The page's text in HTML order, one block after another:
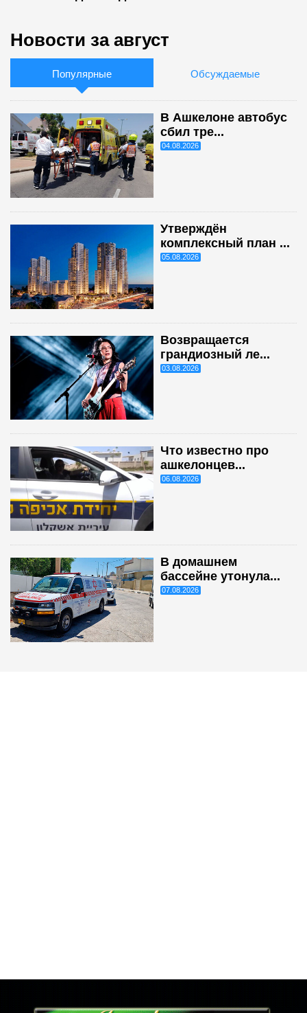
Новости за август
Популярные Обсуждаемые
В Ашкелоне автобус
сбил тре...
04.08.2026
Утверждён
комплексный план ...
05.08.2026
Возвращается
грандиозный ле...
03.08.2026
Что известно про
ашкелонцев...
06.08.2026
В домашнем
бассейне утонула...
07.08.2026